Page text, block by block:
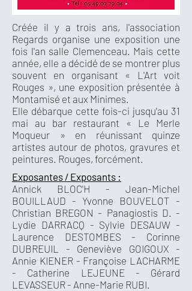
Créée il y a trois ans, l'association
Regards organise une exposition une
fois l'an salle Clemenceau. Mais cette
année, elle a décidé de se montrer plus
souvent en organisant « L'Art voit
Rouges », une exposition présentée à
Montamisé et aux Minimes.
Elle débarque cette fois-ci jusqu'au 31
mai au bar restaurant « Le Merle
Moqueur » en réunissant quinze
artistes autour de photos, gravures et
peintures. Rouges, forcément.
Exposantes / Exposants :
Annick BLOC'H - Jean-Michel
BOUILLAUD - Yvonne BOUVELOT -
Christian BREGON - Panagiostis D. -
Lydie DARRACQ - Sylvie DESAUW -
Laurence DESTOMBES - Corinne
DUBREUIL - Geneviève GOIGOUX -
Annie KIENER - Françoise LACHARME
- Catherine LEJEUNE - Gérard
LEVASSEUR - Anne-Marie RUBI.